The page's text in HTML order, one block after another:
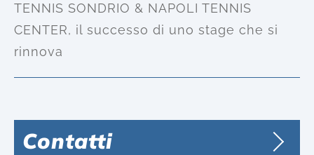
TENNIS SONDRIO & NAPOLI TENNIS
CENTER, il successo di uno stage che si
rinnova
Contatti